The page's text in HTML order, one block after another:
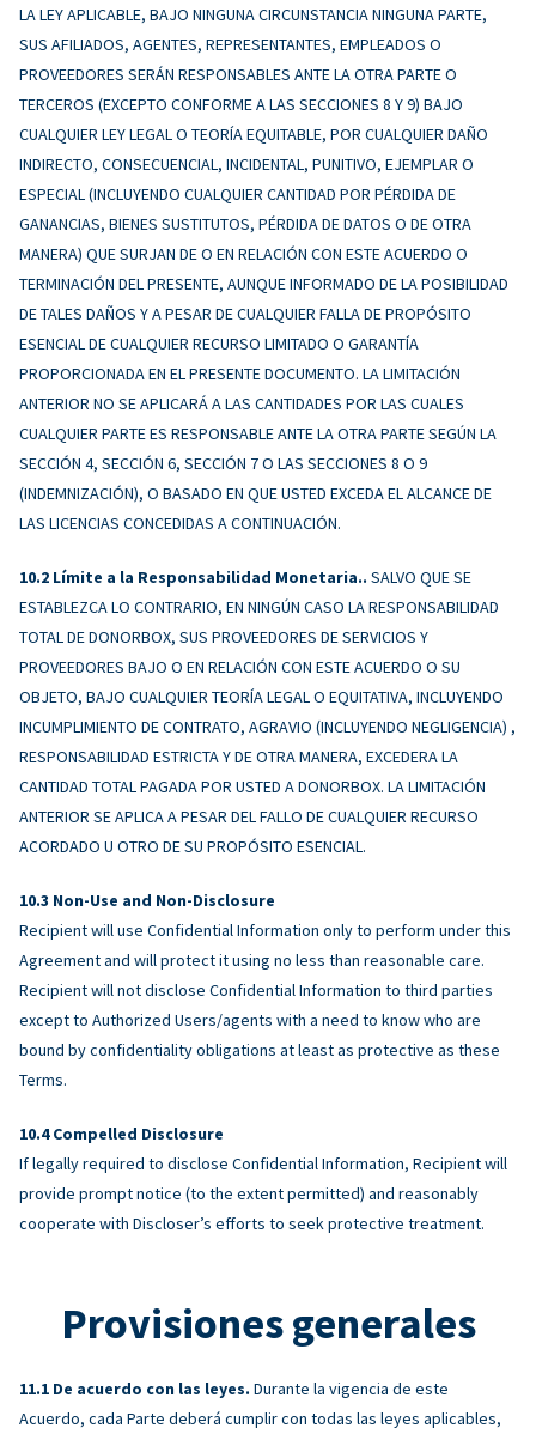
LA LEY APLICABLE, BAJO NINGUNA CIRCUNSTANCIA NINGUNA PARTE,
SUS AFILIADOS, AGENTES, REPRESENTANTES, EMPLEADOS O
PROVEEDORES SERÁN RESPONSABLES ANTE LA OTRA PARTE O
TERCEROS (EXCEPTO CONFORME A LAS SECCIONES 8 Y 9) BAJO
CUALQUIER LEY LEGAL O TEORÍA EQUITABLE, POR CUALQUIER DAÑO
INDIRECTO, CONSECUENCIAL, INCIDENTAL, PUNITIVO, EJEMPLAR O
ESPECIAL (INCLUYENDO CUALQUIER CANTIDAD POR PÉRDIDA DE
GANANCIAS, BIENES SUSTITUTOS, PÉRDIDA DE DATOS O DE OTRA
MANERA) QUE SURJAN DE O EN RELACIÓN CON ESTE ACUERDO O
TERMINACIÓN DEL PRESENTE, AUNQUE INFORMADO DE LA POSIBILIDAD
DE TALES DAÑOS Y A PESAR DE CUALQUIER FALLA DE PROPÓSITO
ESENCIAL DE CUALQUIER RECURSO LIMITADO O GARANTÍA
PROPORCIONADA EN EL PRESENTE DOCUMENTO. LA LIMITACIÓN
ANTERIOR NO SE APLICARÁ A LAS CANTIDADES POR LAS CUALES
CUALQUIER PARTE ES RESPONSABLE ANTE LA OTRA PARTE SEGÚN LA
SECCIÓN 4, SECCIÓN 6, SECCIÓN 7 O LAS SECCIONES 8 O 9
(INDEMNIZACIÓN), O BASADO EN QUE USTED EXCEDA EL ALCANCE DE
LAS LICENCIAS CONCEDIDAS A CONTINUACIÓN.
Límite a la Responsabilidad Monetaria.. SALVO QUE SE
ESTABLEZCA LO CONTRARIO, EN NINGÚN CASO LA RESPONSABILIDAD
TOTAL DE DONORBOX, SUS PROVEEDORES DE SERVICIOS Y
PROVEEDORES BAJO O EN RELACIÓN CON ESTE ACUERDO O SU
OBJETO, BAJO CUALQUIER TEORÍA LEGAL O EQUITATIVA, INCLUYENDO
INCUMPLIMIENTO DE CONTRATO, AGRAVIO (INCLUYENDO NEGLIGENCIA) ,
RESPONSABILIDAD ESTRICTA Y DE OTRA MANERA, EXCEDERA LA
CANTIDAD TOTAL PAGADA POR USTED A DONORBOX. LA LIMITACIÓN
ANTERIOR SE APLICA A PESAR DEL FALLO DE CUALQUIER RECURSO
ACORDADO U OTRO DE SU PROPÓSITO ESENCIAL.
Non-Use and Non-Disclosure
Recipient will use Confidential Information only to perform under this
Agreement and will protect it using no less than reasonable care.
Recipient will not disclose Confidential Information to third parties
except to Authorized Users/agents with a need to know who are
bound by confidentiality obligations at least as protective as these
Terms.
Compelled Disclosure
If legally required to disclose Confidential Information, Recipient will
provide prompt notice (to the extent permitted) and reasonably
cooperate with Discloser’s efforts to seek protective treatment.
Provisiones generales
De acuerdo con las leyes. Durante la vigencia de este
Acuerdo, cada Parte deberá cumplir con todas las leyes aplicables,